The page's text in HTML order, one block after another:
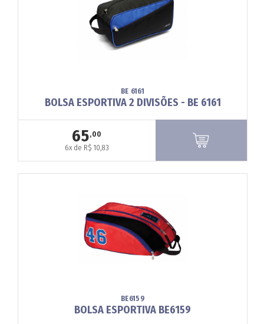
BE 6161
BOLSA ESPORTIVA 2 DIVISÕES - BE 6161
65,00
6x de R$ 10,83
BE6159
BOLSA ESPORTIVA BE6159